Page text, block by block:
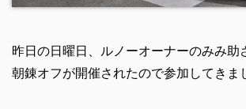
昨日の日曜日、ルノーオーナーのみみ助
朝錬オフが開催されたので参加してきま